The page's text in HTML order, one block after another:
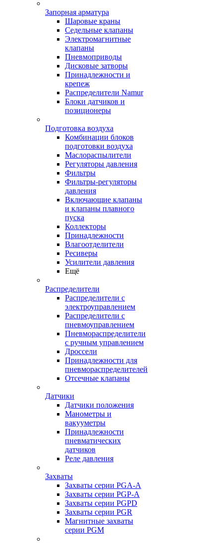
Запорная арматура
Шаровые краны
Седельные клапаны
Электромагнитные
клапаны
Пневмоприводы
Дисковые затворы
Принадлежности и
крепеж
Распределители Namur
Блоки датчиков и
позиционеры
Подготовка воздуха
Комбинации блоков
подготовки воздуха
Маслораспылители
Регуляторы давления
Фильтры
Фильтры-регуляторы
давления
Включающие клапаны
и клапаны плавного
пуска
Коллекторы
Принадлежности
Влагоотделители
Ресиверы
Усилители давления
Ещё
Распределители
Распределители с
электроуправлением
Распределители с
пневмоуправлением
Пневмораспределители
с ручным управлением
Дроссели
Принадлежности для
пневмораспределителей
Отсечные клапаны
Датчики
Датчики положения
Манометры и
вакууметры
Принадлежности
пневматических
датчиков
Реле давления
Захваты
Захваты серии PGA-A
Захваты серии PGP-A
Захваты серии PGPD
Захваты серии PGR
Магнитные захваты
серии PGM